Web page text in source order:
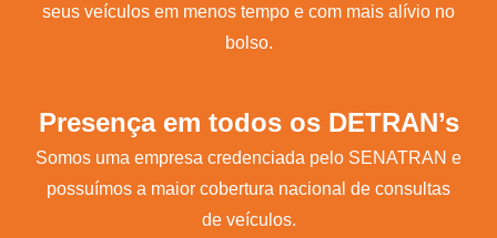
seus veículos em menos tempo e com mais alívio no
bolso.
Presença em todos os DETRAN’s
Somos uma empresa credenciada pelo SENATRAN e
possuímos a maior cobertura nacional de consultas
de veículos.